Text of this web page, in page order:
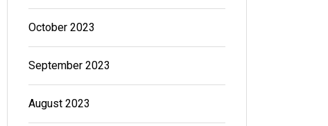
October 2023
September 2023
August 2023